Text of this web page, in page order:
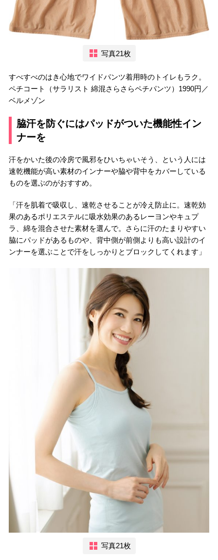
写真21枚
すべすべのはき心地でワイドパンツ着用時のトイレもラク。
ペチコート（サラリスト 綿混さらさらペチパンツ）1990円／
ベルメゾン
脇汗を防ぐにはパッドがついた機能性イン
ナーを
汗をかいた後の冷房で風邪をひいちゃいそう、という人には
速乾機能が高い素材のインナーや脇や背中をカバーしている
ものを選ぶのがおすすめ。
「汗を肌着で吸収し、速乾させることが冷え防止に。速乾効
果のあるポリエステルに吸水効果のあるレーヨンやキュプ
ラ、綿を混合させた素材を選んで。さらに汗のたまりやすい
脇にパッドがあるものや、背中側が前側よりも高い設計のイ
ンナーを選ぶことで汗をしっかりとブロックしてくれます」
写真21枚